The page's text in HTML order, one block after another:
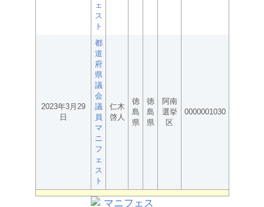
ェ
ス
ト
2023年3月29
日
都
道
府
県
議
会
議
員
マ
ニ
フ
ェ
ス
ト
仁木
啓人
徳
島
県
徳
島
県
阿南
選挙
区
0000001030